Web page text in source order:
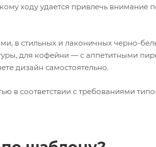
ходу удается привлечь внимание
в стильных и лаконичных черно-
для кофейни — с аппетитными
дизайн самостоятельно.
в соответствии с требованиями